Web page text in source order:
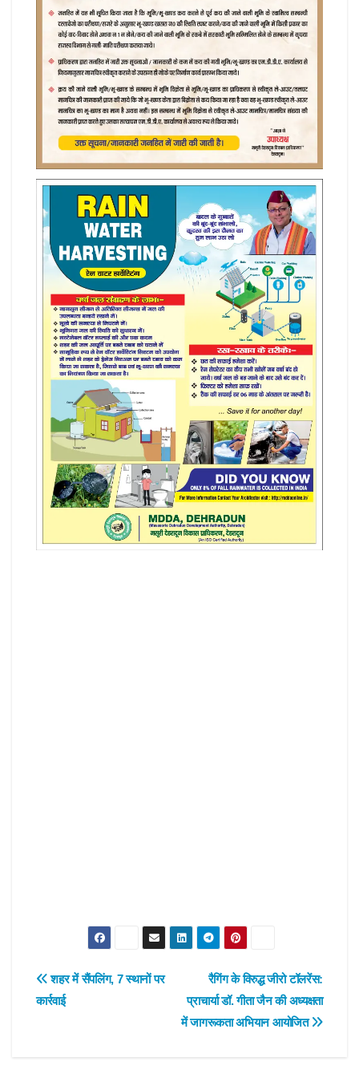
Post
navigation
रैगिंग के विरुद्ध जीरो टॉलरेंस:
प्राचार्या डॉ. गीता जैन की अध्यक्षता
में जागरूकता अभियान आयोजित
शहर में सैंपलिंग, 7 स्थानों पर
कार्रवाई